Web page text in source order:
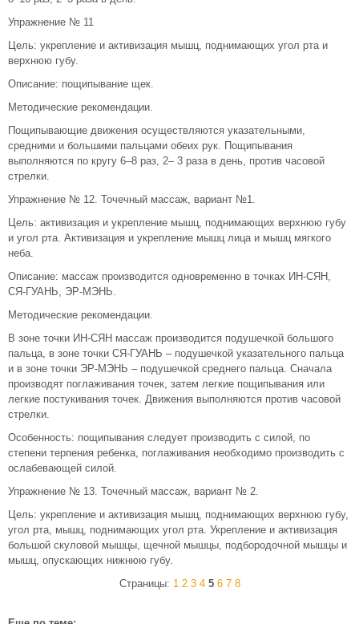
Упражнение № 11
Цель: укрепление и активизация мышц, поднимающих угол рта и
верхнюю губу.
Описание: пощипывание щек.
Методические рекомендации.
Пощипывающие движения осуществляются указательными,
средними и большими пальцами обеих рук. Пощипывания
выполняются по кругу 6–8 раз, 2– 3 раза в день, против часовой
стрелки.
Упражнение № 12. Точечный массаж, вариант №1.
Цель: активизация и укрепление мышц, поднимающих верхнюю губу
и угол рта. Активизация и укрепление мышц лица и мышц мягкого
неба.
Описание: массаж производится одновременно в точках ИН-СЯН,
СЯ-ГУАНЬ, ЭР-МЭНЬ.
Методические рекомендации.
В зоне точки ИН-СЯН массаж производится подушечкой большого
пальца, в зоне точки СЯ-ГУАНЬ – подушечкой указательного пальца
и в зоне точки ЭР-МЭНЬ – подушечкой среднего пальца. Сначала
производят поглаживания точек, затем легкие пощипывания или
легкие постукивания точек. Движения выполняются против часовой
стрелки.
Особенность: пощипывания следует производить с силой, по
степени терпения ребенка, поглаживания необходимо производить с
ослабевающей силой.
Упражнение № 13. Точечный массаж, вариант № 2.
Цель: укрепление и активизация мышц, поднимающих верхнюю губу,
угол рта, мышц, поднимающих угол рта. Укрепление и активизация
большой скуловой мышцы, щечной мышцы, подбородочной мышцы и
мышц, опускающих нижнюю губу.
Страницы: 1 2 3 4 5 6 7 8